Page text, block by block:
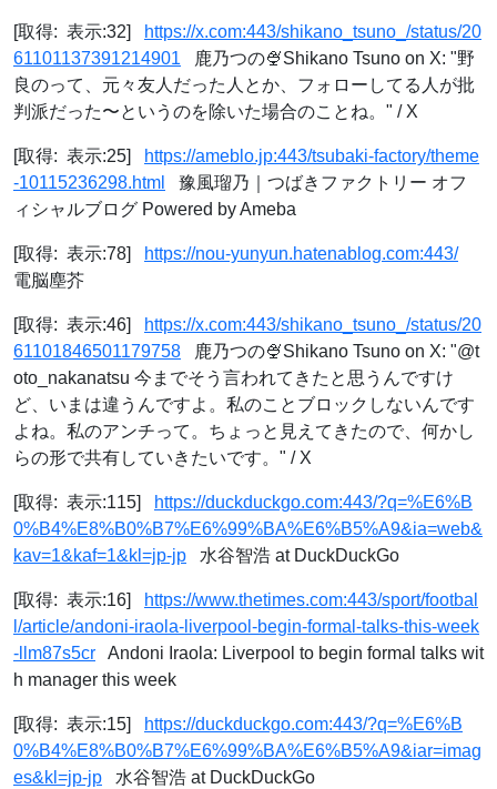
[取得: 表示:32]
https://x.com:443/shikano_tsuno_/status/20
61101137391214901 鹿乃つの🍨Shikano Tsuno on X: "野
良のって、元々友人だった人とか、フォローしてる人が批
判派だった〜というのを除いた場合のことね。" / X
[取得: 表示:25]
https://ameblo.jp:443/tsubaki-factory/theme
-10115236298.html
豫風瑠乃｜つばきファクトリー オフ
ィシャルブログ Powered by Ameba
[取得: 表示:78]
https://nou-yunyun.hatenablog.com:443/
電脳塵芥
[取得: 表示:46]
https://x.com:443/shikano_tsuno_/status/20
61101846501179758 鹿乃つの🍨Shikano Tsuno on X: "@t
oto_nakanatsu 今までそう言われてきたと思うんですけ
ど、いまは違うんですよ。私のことブロックしないんです
よね。私のアンチって。ちょっと見えてきたので、何かし
らの形で共有していきたいです。" / X
[取得: 表示:115]
https://duckduckgo.com:443/?q=%E6%B
0%B4%E8%B0%B7%E6%99%BA%E6%B5%A9&ia=web&
kav=1&kaf=1&kl=jp-jp 水谷智浩 at DuckDuckGo
[取得: 表示:16]
https://www.thetimes.com:443/sport/footbal
l/article/andoni-iraola-liverpool-begin-formal-talks-this-week
-llm87s5cr Andoni Iraola: Liverpool to begin formal talks wit
h manager this week
[取得: 表示:15]
https://duckduckgo.com:443/?q=%E6%B
0%B4%E8%B0%B7%E6%99%BA%E6%B5%A9&iar=imag
es&kl=jp-jp 水谷智浩 at DuckDuckGo